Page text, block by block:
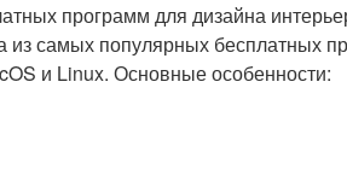
программ для дизайна
из самых популярных бесплатных
и Linux. Основные особенности: